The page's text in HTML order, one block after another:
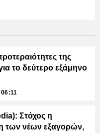
της
το δεύτερο εξάμηνο
06:11
Στόχος η
των νέων εξαγορών,